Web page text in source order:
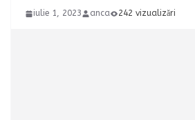
iulie 1, 2023 anca 242 vizualizări